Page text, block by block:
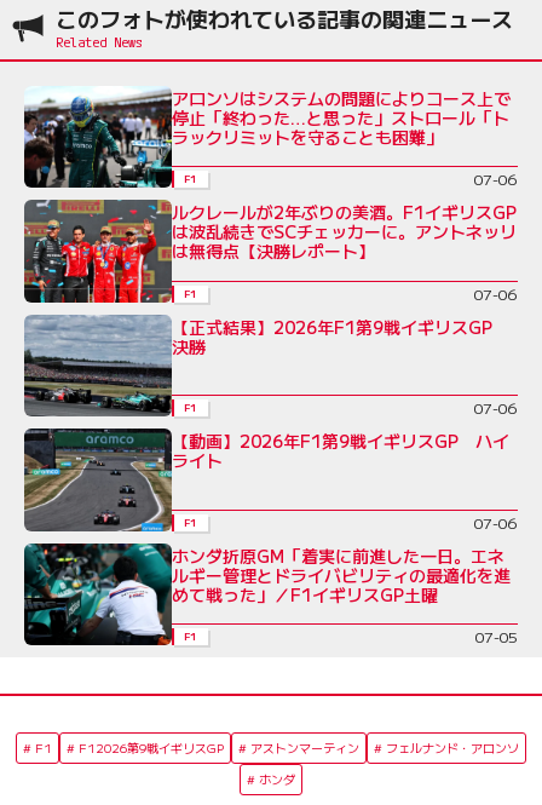
このフォトが使われている記事の関連ニュース
アロンソはシステムの問題によりコース上で
停止「終わった…と思った」ストロール「ト
ラックリミットを守ることも困難」
F1 07-06
ルクレールが2年ぶりの美酒。F1イギリスGP
は波乱続きでSCチェッカーに。アントネッリ
は無得点【決勝レポート】
F1 07-06
【正式結果】2026年F1第9戦イギリスGP
決勝
F1 07-06
【動画】2026年F1第9戦イギリスGP ハイ
ライト
F1 07-06
ホンダ折原GM「着実に前進した一日。エネ
ルギー管理とドライバビリティの最適化を進
めて戦った」／F1イギリスGP土曜
F1 07-05
F1 F12026第9戦イギリスGP アストンマーティン
フェルナンド・アロンソ
ホンダ